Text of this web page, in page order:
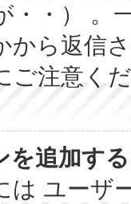
・・） 。
から返信
ご注意く
を追加す
は ユーザ